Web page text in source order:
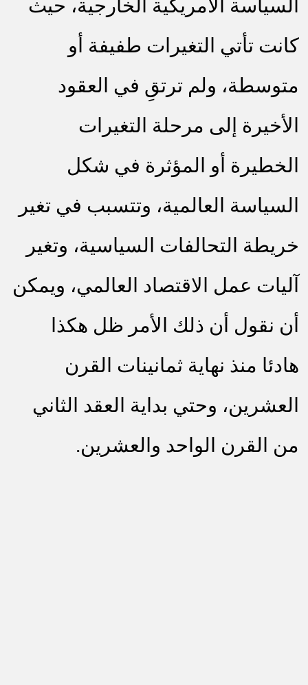
السياسة الأمريكية الخارجية، حيث
كانت تأتي التغيرات طفيفة أو
متوسطة، ولم ترتقِ في العقود
الأخيرة إلى مرحلة التغيرات
الخطيرة أو المؤثرة في شكل
السياسة العالمية، وتتسبب في تغير
خريطة التحالفات السياسية، وتغير
آليات عمل الاقتصاد العالمي، ويمكن
أن نقول أن ذلك الأمر ظل هكذا
هادئا منذ نهاية ثمانينات القرن
العشرين، وحتي بداية العقد الثاني
من القرن الواحد والعشرين.